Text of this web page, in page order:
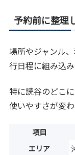
予約前に整理
場所やジャンル
行日程に組み込み
特に読谷のどこ
使いやすさが変わ
項目
エリア